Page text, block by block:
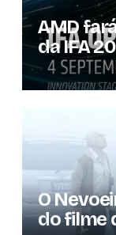
AMD
da IFA
O
do filme